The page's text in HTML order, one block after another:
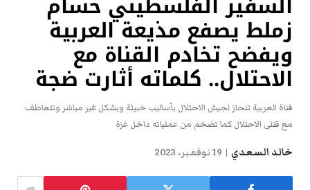
زملط يصفع مذيعة العربية
ويفضح تخادم القناة مع
الاحتلال.. كلماته أثارت ضجة
قناة العربية تنحاز لجيش الاحتلال بأساليب خبيثة وبشكل غير مباشر وتتعاطف
مع قتلى الاحتلال كما تضخم من عملياته داخل غزة
خالد السعدي 19 نوفمبر، 2023